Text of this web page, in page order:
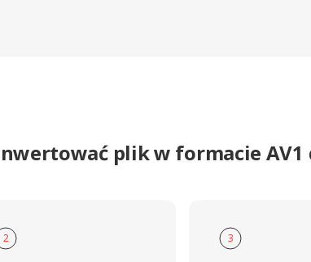
plik w formacie
2 3